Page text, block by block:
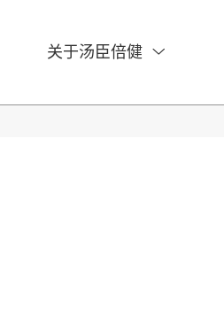
关于汤臣倍健 